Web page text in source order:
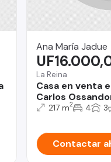
Ana María Jadue
La Reina
Casa en venta
Carlos
217 m2 4 3
Contactar